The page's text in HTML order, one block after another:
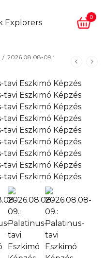
0
/ 2026.08.08-09.: